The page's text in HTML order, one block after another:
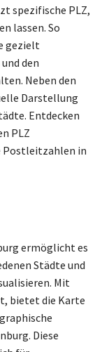
spezifische PLZ,
lassen. So
gezielt
den
Neben den
Darstellung
Entdecken
PLZ
Postleitzahlen in
ermöglicht es
Städte und
Mit
bietet die Karte
Diese